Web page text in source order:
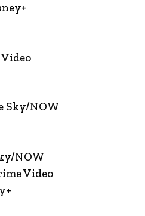
Sky/NOW
NOW
Video